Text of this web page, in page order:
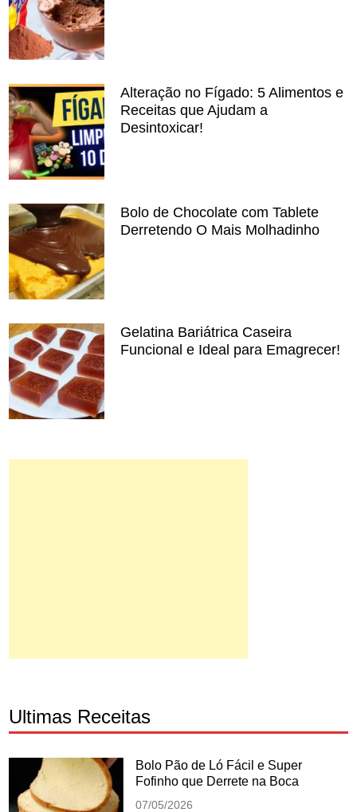
Alteração no Fígado: 5 Alimentos e
Receitas que Ajudam a
Desintoxicar!
Bolo de Chocolate com Tablete
Derretendo O Mais Molhadinho
Gelatina Bariátrica Caseira
Funcional e Ideal para Emagrecer!
Ultimas Receitas
Bolo Pão de Ló Fácil e Super
Fofinho que Derrete na Boca
07/05/2026